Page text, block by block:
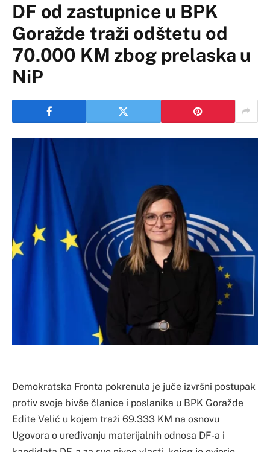
DF od zastupnice u BPK
Goražde traži odštetu od
70.000 KM zbog prelaska u
NiP
Demokratska Fronta pokrenula je juče izvršni postupak
protiv svoje bivše članice i poslanika u BPK Goražde
Edite Velić u kojem traži 69.333 KM na osnovu
Ugovora o uređivanju materijalnih odnosa DF-a i